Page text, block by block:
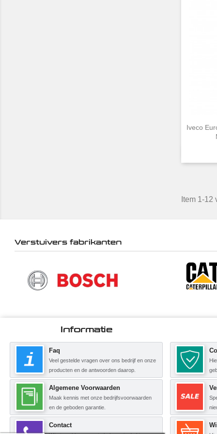
Iveco
Item 1-12
Verstuivers fabrikanten
Informatie
Faq
Veel gestelde vragen over ons bedrijf en onze
producten en de antwoorden daarop.
Algemene Voorwaarden
Maak kennis met onze bedrijfsvoorwaarden
en de geboden garantie.
Contact